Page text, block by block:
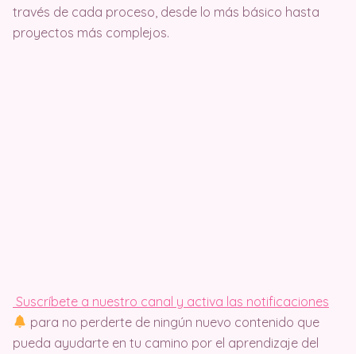
través de cada proceso, desde lo más básico hasta
proyectos más complejos.
Suscríbete a nuestro canal y activa las notificaciones
para no perderte de ningún nuevo contenido que
pueda ayudarte en tu camino por el aprendizaje del